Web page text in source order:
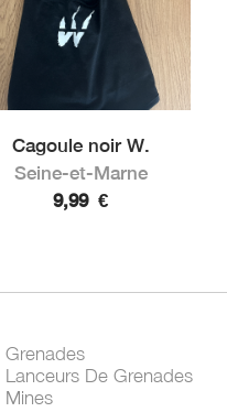
Cagoule noir W.
Seine-et-Marne
9,99 €
Grenades
Lanceurs De Grenades
Mines